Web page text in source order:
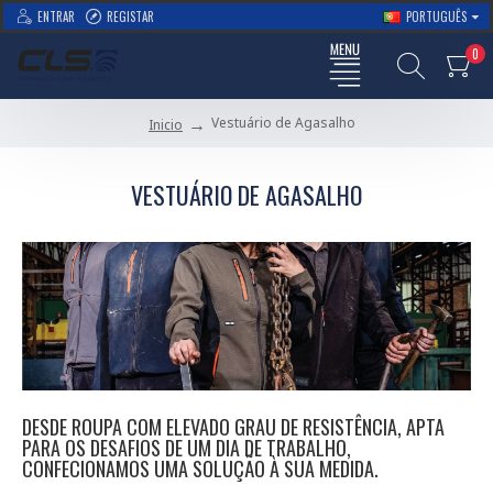
ENTRAR REGISTAR PORTUGUÊS
0
Inicio Vestuário de Agasalho
VESTUÁRIO DE AGASALHO
DESDE ROUPA COM ELEVADO GRAU DE RESISTÊNCIA, APTA
PARA OS DESAFIOS DE UM DIA DE TRABALHO,
CONFECIONAMOS UMA SOLUÇÃO À SUA MEDIDA.